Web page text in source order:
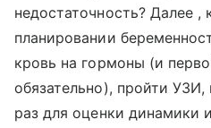
недостаточность? Далее
планировании
кровь на гормоны (и
обязательно), пройти
раз для оценки динамики